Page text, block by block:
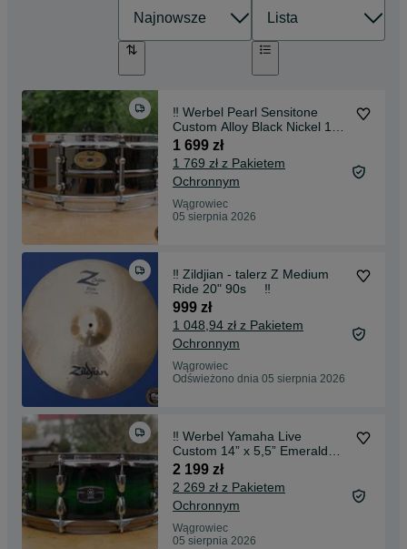
‼️ Werbel Pearl Sensitone
Custom Alloy Black Nickel 14"
x 5” ‼️
1 699 zł
1 769 zł z Pakietem
Ochronnym
Wągrowiec
05 sierpnia 2026
‼️ Zildjian - talerz Z Medium
Ride 20" 90s ‼️
999 zł
1 048,94 zł z Pakietem
Ochronnym
Wągrowiec
Odświeżono dnia 05 sierpnia 2026
‼️ Werbel Yamaha Live
Custom 14” x 5,5” Emerald
Shadow Sunburst ‼️
2 199 zł
2 269 zł z Pakietem
Ochronnym
Wągrowiec
05 sierpnia 2026